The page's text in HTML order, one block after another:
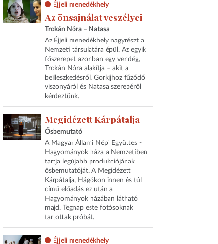
Éjjeli menedékhely
Az önsajnálat veszélyei
Trokán Nóra – Natasa
Az Éjjeli menedékhely nagyrészt a
Nemzeti társulatára épül. Az egyik
főszerepet azonban egy vendég,
Trokán Nóra alakítja – akit a
beilleszkedésről, Gorkijhoz fűződő
viszonyáról és Natasa szerepéről
kérdeztünk.
Megidézett Kárpátalja
Ősbemutató
A Magyar Állami Népi Együttes -
Hagyományok háza a Nemzetiben
tartja legújabb produkciójának
ősbemutatóját. A Megidézett
Kárpátalja, Hágókon innen és túl
című előadás ez után a
Hagyományok házában látható
majd. Tegnap este fotósoknak
tartottak próbát.
Éjjeli menedékhely